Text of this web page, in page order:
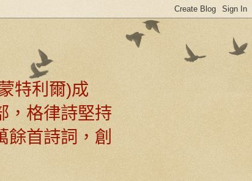
特利爾)成
，格律詩堅持
餘首詩詞，創